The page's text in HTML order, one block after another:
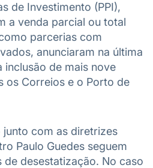
de Investimento (PPI),
a venda parcial ou total
parcerias com
anunciaram na última
inclusão de mais nove
os Correios e o Porto de
com as diretrizes
Paulo Guedes seguem
de desestatização. No caso